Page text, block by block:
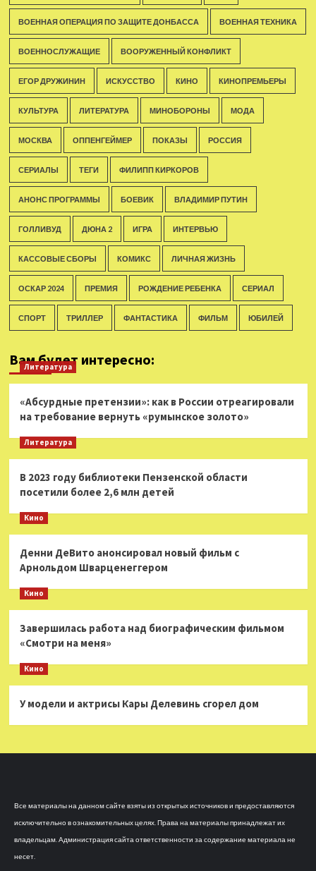
ВОЕННАЯ ОПЕРАЦИЯ ПО ЗАЩИТЕ ДОНБАССА ВОЕННАЯ ТЕХНИКА
ВОЕННОСЛУЖАЩИЕ ВООРУЖЕННЫЙ КОНФЛИКТ
ЕГОР ДРУЖИНИН ИСКУССТВО КИНО КИНОПРЕМЬЕРЫ
КУЛЬТУРА ЛИТЕРАТУРА МИНОБОРОНЫ МОДА
МОСКВА ОППЕНГЕЙМЕР ПОКАЗЫ РОССИЯ
СЕРИАЛЫ ТЕГИ ФИЛИПП КИРКОРОВ
АНОНС ПРОГРАММЫ БОЕВИК ВЛАДИМИР ПУТИН
ГОЛЛИВУД ДЮНА 2 ИГРА ИНТЕРВЬЮ
КАССОВЫЕ СБОРЫ КОМИКС ЛИЧНАЯ ЖИЗНЬ
ОСКАР 2024 ПРЕМИЯ РОЖДЕНИЕ РЕБЕНКА СЕРИАЛ
СПОРТ ТРИЛЛЕР ФАНТАСТИКА ФИЛЬМ ЮБИЛЕЙ
Вам будет интересно:
Литература
«Абсурдные претензии»: как в России отреагировали
на требование вернуть «румынское золото»
Литература
В 2023 году библиотеки Пензенской области
посетили более 2,6 млн детей
Кино
Денни ДеВито анонсировал новый фильм с
Арнольдом Шварценеггером
Кино
Завершилась работа над биографическим фильмом
«Смотри на меня»
Кино
У модели и актрисы Кары Делевинь сгорел дом
Все материалы на данном сайте взяты из открытых источников и предоставляются
исключительно в ознакомительных целях. Права на материалы принадлежат их
владельцам. Администрация сайта ответственности за содержание материала не
несет.